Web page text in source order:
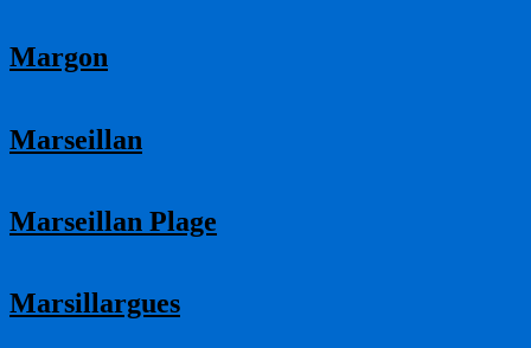
Margon
Marseillan
Marseillan Plage
Marsillargues